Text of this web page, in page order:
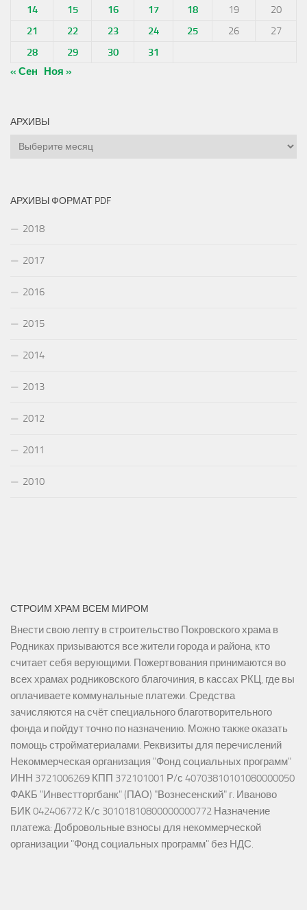
14
15 16 17 18 19
20
21
22 23 24 25 26
27
28
29 30
31
« Сен
Ноя »
АРХИВЫ
Архивы
АРХИВЫ ФОРМАТ PDF
2018
2017
2016
2015
2014
2013
2012
2011
2010
СТРОИМ ХРАМ ВСЕМ МИРОМ
Внести свою лепту в строительство Покровского храма в
Родниках призываются все жители города и района, кто
считает себя верующими. Пожертвования принимаются во
всех храмах родниковского благочиния, в кассах РКЦ, где вы
оплачиваете коммунальные платежи. Средства
зачисляются на счёт специального благотворительного
фонда и пойдут точно по назначению. Можно также оказать
помощь стройматериалами. Реквизиты для перечислений
Некоммерческая организация "Фонд социальных программ"
ИНН 3721006269 КПП 372101001 Р/с 40703810101080000050
ФАКБ "Инвестторгбанк" (ПАО) "Вознесенский" г. Иваново
БИК 042406772 К/с 30101810800000000772 Назначение
платежа: Добровольные взносы для некоммерческой
организации "Фонд социальных программ" без НДС.